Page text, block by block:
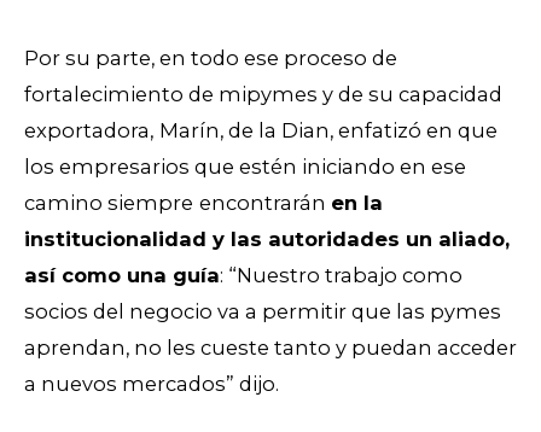
Por su parte, en todo ese proceso de
fortalecimiento de mipymes y de su capacidad
exportadora, Marín, de la Dian, enfatizó en que
los empresarios que estén iniciando en ese
camino siempre encontrarán en la
institucionalidad y las autoridades un aliado,
así como una guía: “Nuestro trabajo como
socios del negocio va a permitir que las pymes
aprendan, no les cueste tanto y puedan acceder
a nuevos mercados” dijo.